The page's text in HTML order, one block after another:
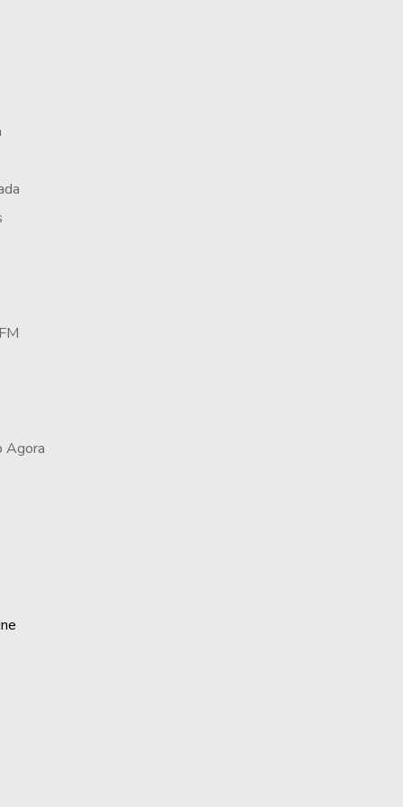
Agora